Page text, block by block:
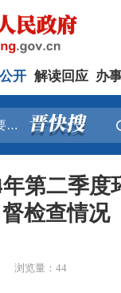
开 解读回应 办
年第二季度
督检查情况
浏览量：44